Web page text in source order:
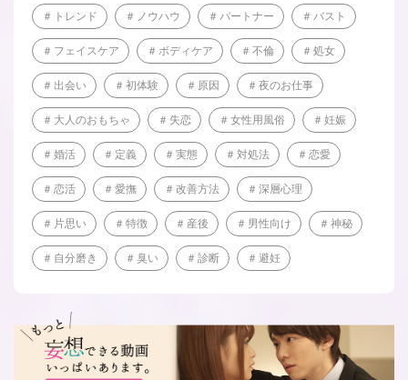
トレンド ノウハウ パートナー バスト
フェイスケア ボディケア 不倫 処女
出会い 初体験 原因 夜のお仕事
大人のおもちゃ 失恋 女性用風俗 妊娠
婚活 定義 実態 対処法 恋愛
恋活 愛撫 改善方法 深層心理
片思い 特徴 産後 男性向け 神秘
自分磨き 臭い 診断 避妊